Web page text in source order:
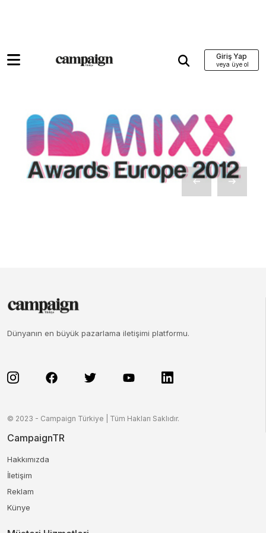
Giriş Yap
Dünyanın en büyük pazarlama iletişimi platformu.
© 2023 - Campaign Türkiye | Tüm Hakları Saklıdır.
CampaignTR
Hakkımızda
İletişim
Reklam
Künye